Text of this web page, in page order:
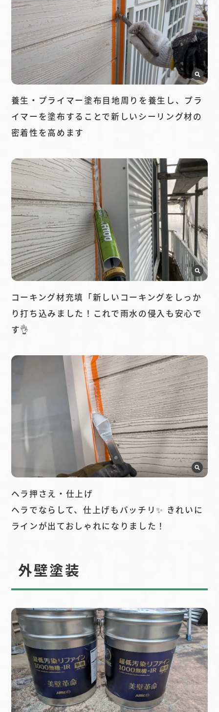
養生・プライマー塗布目地周りを養生し、プラ
イマーを塗布することで新しいシーリング材の
密着性を高めます
コーキング材充填「新しいコーキングをしっか
り打ち込みました！これで雨水の侵入も安心で
す👌
ヘラ押さえ・仕上げ
ヘラでならして、仕上げもバッチリ✨ きれいに
ラインが出ておしゃれになりました！
外壁塗装